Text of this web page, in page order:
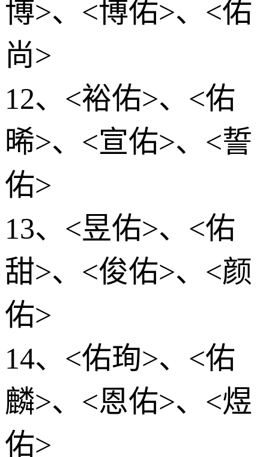
博>、<博佑>、<佑
尚>
12、<裕佑>、<佑
晞>、<宣佑>、<誓
佑>
13、<昱佑>、<佑
甜>、<俊佑>、<颜
佑>
14、<佑珣>、<佑
麟>、<恩佑>、<煜
佑>